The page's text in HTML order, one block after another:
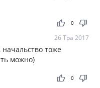
thumb_up thumb_down
0
26 Тра 2017
тоже
можно)
thumb_up thumb_down
0